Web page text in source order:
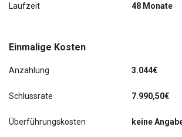
Verkleidung im Lade-/FG-Raum: halbhoch
Verzurrschienen seitlich im Laderaum
Wärmeschutzverglasung leicht getönt
Wegfahrsperre
Laufzeit 48 Monate
Einmalige Kosten
Anzahlung 3.044€
Schlussrate 7.990,50€
Überführungskosten keine